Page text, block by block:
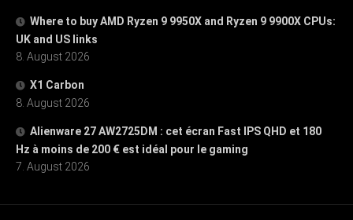
Where to buy AMD Ryzen 9 9950X and Ryzen 9 9900X CPUs:
UK and US links
8. August 2026
X1 Carbon
8. August 2026
Alienware 27 AW2725DM : cet écran Fast IPS QHD et 180
Hz à moins de 200 € est idéal pour le gaming
7. August 2026